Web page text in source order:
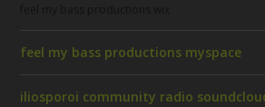
feel my bass productions myspace
iliosporoi community radio